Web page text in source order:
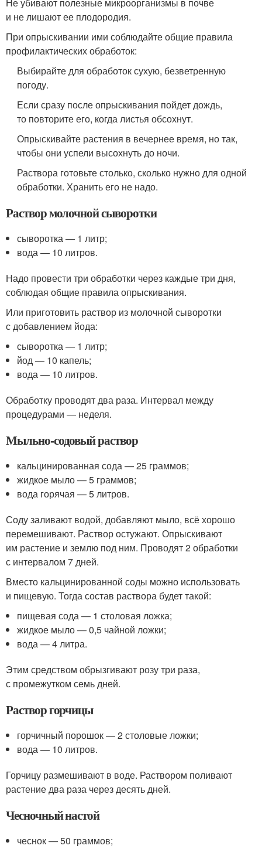
и не лишают ее плодородия.
При опрыскивании ими соблюдайте общие правила
профилактических обработок:
Выбирайте для обработок сухую, безветренную
погоду.
Если сразу после опрыскивания пойдет дождь,
то повторите его, когда листья обсохнут.
Опрыскивайте растения в вечернее время, но так,
чтобы они успели высохнуть до ночи.
Раствора готовьте столько, сколько нужно для одной
обработки. Хранить его не надо.
Раствор молочной сыворотки
сыворотка — 1 литр;
вода — 10 литров.
Надо провести три обработки через каждые три дня,
соблюдая общие правила опрыскивания.
Или приготовить раствор из молочной сыворотки
с добавлением йода:
сыворотка — 1 литр;
йод — 10 капель;
вода — 10 литров.
Обработку проводят два раза. Интервал между
процедурами — неделя.
Мыльно-содовый раствор
кальцинированная сода — 25 граммов;
жидкое мыло — 5 граммов;
вода горячая — 5 литров.
Соду заливают водой, добавляют мыло, всё хорошо
перемешивают. Раствор остужают. Опрыскивают
им растение и землю под ним. Проводят 2 обработки
с интервалом 7 дней.
Вместо кальцинированной соды можно использовать
и пищевую. Тогда состав раствора будет такой:
пищевая сода — 1 столовая ложка;
жидкое мыло — 0,5 чайной ложки;
вода — 4 литра.
Этим средством обрызгивают розу три раза,
с промежутком семь дней.
Раствор горчицы
горчичный порошок — 2 столовые ложки;
вода — 10 литров.
Горчицу размешивают в воде. Раствором поливают
растение два раза через десять дней.
Чесночный настой
чеснок — 50 граммов;